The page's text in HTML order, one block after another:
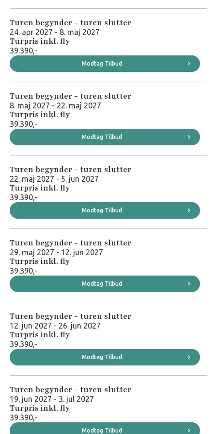
Turen begynder - turen slutter
24. apr 2027 - 8. maj 2027
Turpris inkl. fly
39.390,-
Modtag Tilbud
Turen begynder - turen slutter
8. maj 2027 - 22. maj 2027
Turpris inkl. fly
39.390,-
Modtag Tilbud
Turen begynder - turen slutter
22. maj 2027 - 5. jun 2027
Turpris inkl. fly
39.390,-
Modtag Tilbud
Turen begynder - turen slutter
29. maj 2027 - 12. jun 2027
Turpris inkl. fly
39.390,-
Modtag Tilbud
Turen begynder - turen slutter
12. jun 2027 - 26. jun 2027
Turpris inkl. fly
39.390,-
Modtag Tilbud
Turen begynder - turen slutter
19. jun 2027 - 3. jul 2027
Turpris inkl. fly
39.390,-
Modtag Tilbud